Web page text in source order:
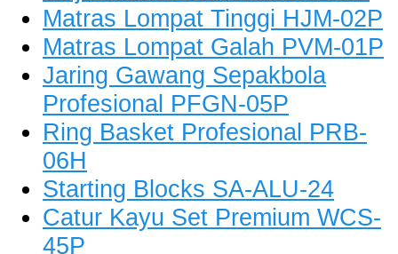
Matras Lompat Tinggi HJM-02P
Matras Lompat Galah PVM-01P
Jaring Gawang Sepakbola
Profesional PFGN-05P
Ring Basket Profesional PRB-
06H
Starting Blocks SA-ALU-24
Catur Kayu Set Premium WCS-
45P